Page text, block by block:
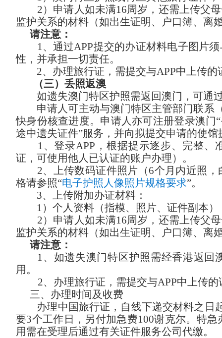
2）申请人如未满16周岁，还需上传父
监护关系的材料（如出生证明、户口簿、离
请注意：
1、通过APP提交的办证材料电子图片
性，并承担一切责任。
2、办理旅行证，需提交与APP中上传
（三）丢照返澳
如遗失澳门特区护照需返回澳门，可通
申请人可主动与澳门特区主管部门联系
快身份核查进度。申请人亦可注册登录澳
途中遗失证件”服务，并向拟提交申请的使馆
1、登录APP，根据提示逐步、完整
证，可使用他人已认证的账户办理）。
2、上传数码证件照片（6个月内近照
格请参照“电子护照人像照片规格要求”。
3、上传附加办证材料：
1）个人资料（指模、照片、证件副本）
2）申请人如未满16周岁，还需上传父
监护关系的材料（如出生证明、户口簿、离
请注意：
1、如遗失澳门特区护照需经香港返回
用。
2、办理旅行证，需提交与APP中上传的
三、办理时间及收费
办理中国旅行证，自线下递交材料之日
要3个工作日，另付加急费100谢克尔。特
用需在受理后通过有关证件服务公司代缴。